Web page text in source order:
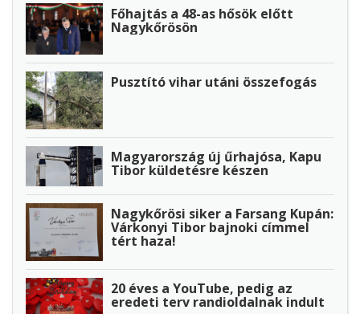
Főhajtás a 48-as hősök előtt
Nagykőrösön
Pusztító vihar utáni összefogás
Magyarország új űrhajósa, Kapu
Tibor küldetésre készen
Nagykőrösi siker a Farsang Kupán:
Várkonyi Tibor bajnoki címmel
tért haza!
20 éves a YouTube, pedig az
eredeti terv randioldalnak indult